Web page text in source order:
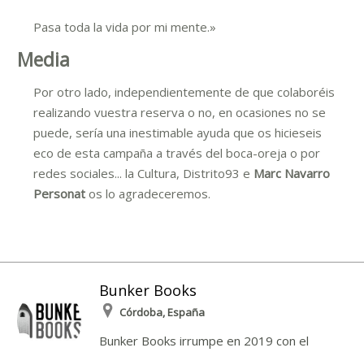
Pasa toda la vida por mi mente.»
Media
Por otro lado, independientemente de que colaboréis
realizando vuestra reserva o no, en ocasiones no se
puede, sería una inestimable ayuda que os hicieseis
eco de esta campaña a través del boca-oreja o por
redes sociales... la Cultura, Distrito93 e Marc Navarro
Personat os lo agradeceremos.
Bunker Books
Córdoba, España
Bunker Books irrumpe en 2019 con el